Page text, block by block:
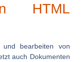
HTML
und bearbeiten von
auch Dokumenten